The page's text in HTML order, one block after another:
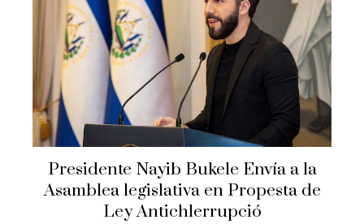
Presidente Nayib Bukele Envía a la
Asamblea legislativa en Propesta de
Ley Antichlerrupció